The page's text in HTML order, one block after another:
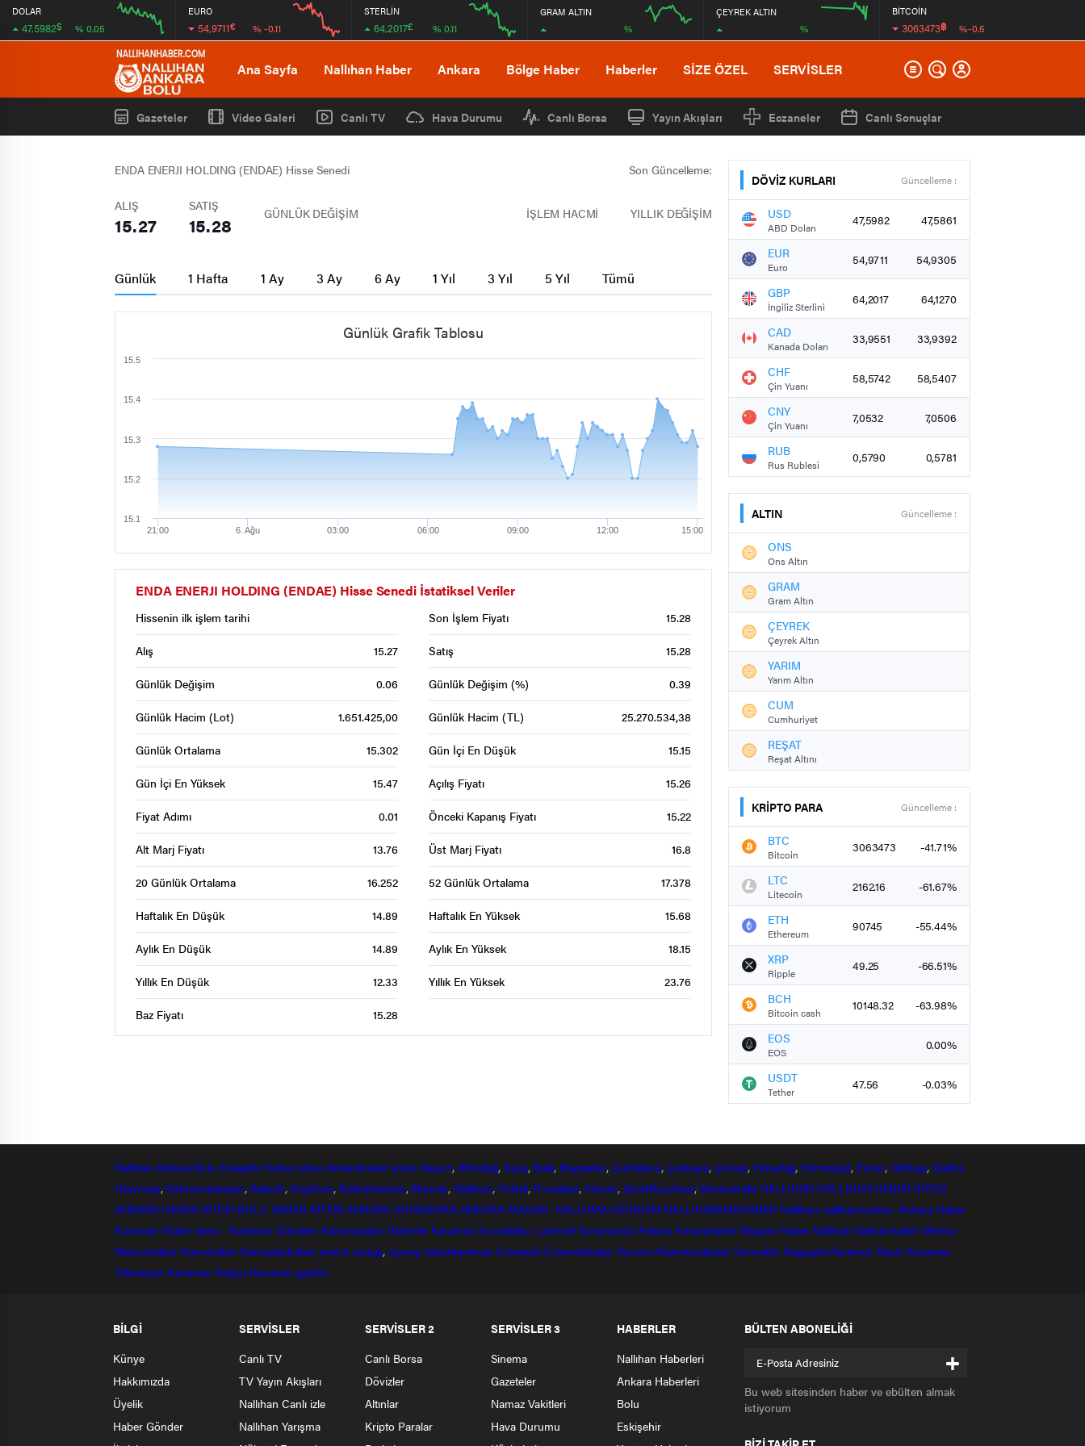
DOLAR
47,5982$ % 0.05
12:00 16:00
EURO
54,9711€ % -0.11
STERLİN
64,2017£ % 0.11
GRAM ALTIN
%
ÇEYREK ALTIN
%
BİTCOİN
3063473฿ %-0.5
Ana Sayfa Nallıhan Haber Ankara Bölge Haber Haberler SİZE ÖZEL SERVİSLER
Gazeteler Video Galeri Canlı TV Hava Durumu Canlı Borsa Yayın Akışları Eczaneler Canlı Sonuçlar
ENDA ENERJI HOLDING (ENDAE) Hisse Senedi Son Güncelleme:
ALIŞ
15.27
SATIŞ
15.28 GÜNLÜK DEĞİŞİM İŞLEM HACMİ YILLIK DEĞİŞİM
Günlük 1 Hafta 1 Ay 3 Ay 6 Ay 1 Yıl 3 Yıl 5 Yıl Tümü
Günlük Grafik Tablosu
21:00 6. Ağu 03:00 06:00 09:00 12:00 15:00
15.1
15.2
15.3
15.4
15.5
ENDA ENERJI HOLDING (ENDAE) Hisse Senedi İstatiksel Veriler
Hissenin ilk işlem tarihi Son İşlem Fiyatı 15.28
Alış 15.27 Satış 15.28
Günlük Değişim 0.06 Günlük Değişim (%) 0.39
Günlük Hacim (Lot) 1.651.425,00 Günlük Hacim (TL) 25.270.534,38
Günlük Ortalama 15.302 Gün İçi En Düşük 15.15
Gün İçi En Yüksek 15.47 Açılış Fiyatı 15.26
Fiyat Adımı 0.01 Önceki Kapanış Fiyatı 15.22
Alt Marj Fiyatı 13.76 Üst Marj Fiyatı 16.8
20 Günlük Ortalama 16.252 52 Günlük Ortalama 17.378
Haftalık En Düşük 14.89 Haftalık En Yüksek 15.68
Aylık En Düşük 14.89 Aylık En Yüksek 18.15
Yıllık En Düşük 12.33 Yıllık En Yüksek 23.76
Baz Fiyatı 15.28
DÖVİZ KURLARI Güncelleme :
USD
ABD Doları 47,5982 47,5861
EUR
Euro 54,9711 54,9305
GBP
İngiliz Sterlini 64,2017 64,1270
CAD
Kanada Doları 33,9551 33,9392
CHF
Çin Yuanı 58,5742 58,5407
CNY
Çin Yuanı 7,0532 7,0506
RUB
Rus Rublesi 0,5790 0,5781
ALTIN Güncelleme :
ONS
Ons Altın
GRAM
Gram Altın
ÇEYREK
Çeyrek Altın
YARIM
Yarım Altın
CUM
Cumhuriyet
REŞAT
Reşat Altını
KRİPTO PARA Güncelleme :
BTC
Bitcoin 3063473 -41.71%
LTC
Litecoin 2162.16 -61.67%
ETH
Ethereum 90745 -55.44%
XRP
Ripple 49.25 -66.51%
BCH
Bitcoin cash 10148.32 -63.98%
EOS
EOS 0.00%
USDT
Tether 47.56 -0.03%
Nallıhan Ankara Bolu Eskişehir haber sitesi Ankarahabersitesi Akyurt,Altındağ,Ayaş, Balâ, Beypazarı, Çamlıdere, Çankaya, Çubuk, Elmadağ, Etimesgut, Evren, Gölbaşı, Güdül,
Haymana, Kahramankazan, Kalecik, Keçiören, Kızılcahamam, Mamak, Nallıhan, Polatlı, Pursaklar, Sincan, Şereflikoçhisar,Yenimahalle NALLIHAN NALLIHAN HABER SİTESİ
ANKARA HABER SİTESİ BOLU HABER SİTESİ ANKARA SONDAKİKA ANKARA MASASI NALLIHAN GÜNDEM NALLIHANHASHABER Nallihan nallihanhasber Ankara Haber
Karaman Haber sitesi
Karaman Gündem Karamandan Haberler Karaman Sondakika Larende Karaman24 Ankara Ankarahaber Beyparı Haber Nallıhan Nalıhanhaber Memur
Memurhaber Kamuhaber Kamudanhaber imaret asayiş, uyanış haberkaraman Ermenek Ermenekhaber Ayrancı Kazımkarabekir Sarıveliler Başyayla Karaman Basın Karaman
Televizyon Karaman Radyo Karaman gazete
BİLGİ
Künye
Hakkımızda
Üyelik
Haber Gönder
SERVİSLER
Canlı TV
TV Yayın Akışları
Nallıhan Canlı izle
Nallıhan Yarışma
SERVİSLER 2
Canlı Borsa
Dövizler
Altınlar
Kripto Paralar
SERVİSLER 3
Sinema
Gazeteler
Namaz Vakitleri
Hava Durumu
HABERLER
Nallıhan Haberleri
Ankara Haberleri
Bolu
Eskişehir
BÜLTEN ABONELİĞİ
+
Bu web sitesinden haber ve ebülten almak
istiyorum